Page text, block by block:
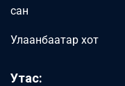
сан
Улаанбаатар хот
Утас: